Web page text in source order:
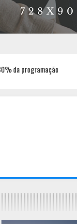
da programação